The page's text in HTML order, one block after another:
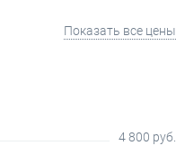
Показать все цены
4 800 руб.